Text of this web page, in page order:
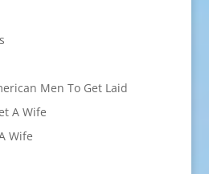
Men To Get Laid
A Wife
Wife